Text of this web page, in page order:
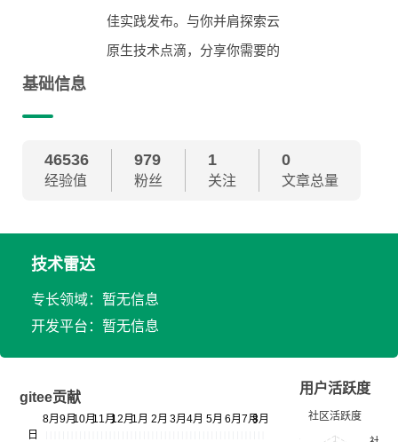
佳实践发布。与你并肩探索云
原生技术点滴，分享你需要的
基础信息
46536
经验值
979
粉丝
1
关注
0
文章总量
技术雷达
专长领域：暂无信息
开发平台：暂无信息
gitee贡献
用户活跃度